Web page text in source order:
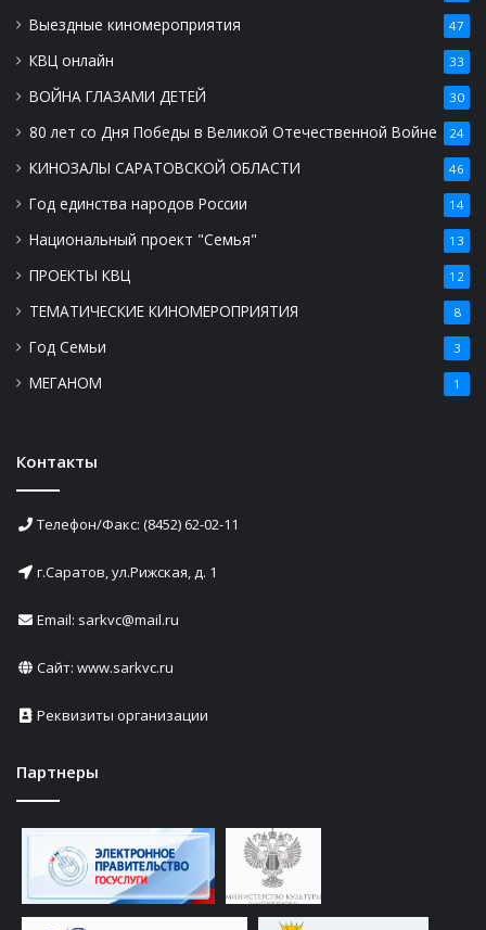
Выездные киномероприятия 47
КВЦ онлайн 33
ВОЙНА ГЛАЗАМИ ДЕТЕЙ 30
80 лет со Дня Победы в Великой Отечественной Войне 24
КИНОЗАЛЫ САРАТОВСКОЙ ОБЛАСТИ 46
Год единства народов России 14
Национальный проект "Семья" 13
ПРОЕКТЫ КВЦ 12
ТЕМАТИЧЕСКИЕ КИНОМЕРОПРИЯТИЯ 8
Год Семьи 3
МЕГАНОМ 1
Контакты
Телефон/Факс: (8452) 62-02-11
г.Саратов, ул.Рижская, д. 1
Email: sarkvc@mail.ru
Сайт: www.sarkvc.ru
Реквизиты организации
Партнеры